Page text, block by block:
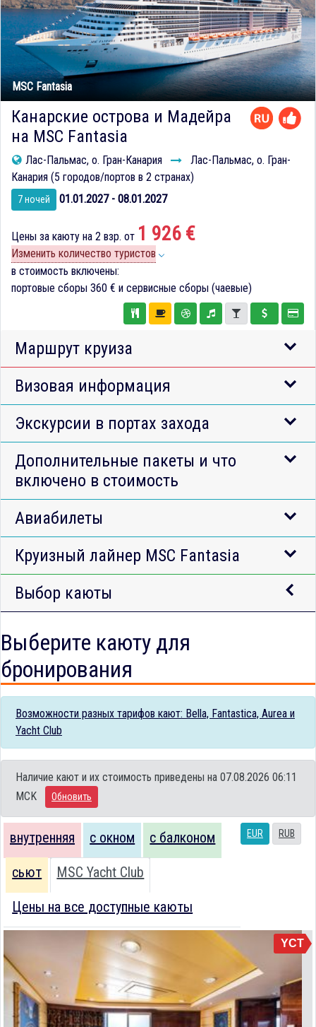
MSC Fantasia
Канарские острова и Мадейра
на MSC Fantasia
Лас-Пальмас, о. Гран-Канария
Лас-Пальмас, о. Гран-
Канария (5 городов/портов в 2 странах)
7 ночей 01.01.2027 - 08.01.2027
Цены за каюту на 2 взр. от 1 926 €
Изменить количество туристов
в стоимость включены:
портовые сборы 360 € и сервисные сборы (чаевые)
Маршрут круиза
Визовая информация
Экскурсии в портах захода
Дополнительные пакеты и что
включено в стоимость
Авиабилеты
Круизный лайнер MSC Fantasia
Выбор каюты
Выберите каюту для
бронирования
Возможности разных тарифов кают: Bella, Fantastica, Aurea и
Yacht Club
Наличие кают и их стоимость приведены на 07.08.2026 06:11
MCK
Обновить
EUR RUB
внутренняя с окном с балконом
сьют MSC Yacht Club
Цены на все доступные каюты
YCT